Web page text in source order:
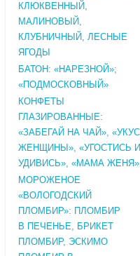
КЛЮКВЕННЫЙ,
МАЛИНОВЫЙ,
КЛУБНИЧНЫЙ, ЛЕСНЫЕ
ЯГОДЫ
БАТОН: «НАРЕЗНОЙ»;
«ПОДМОСКОВНЫЙ»
КОНФЕТЫ
ГЛАЗИРОВАННЫЕ:
«ЗАБЕГАЙ НА ЧАЙ», «УКУС
ЖЕНЩИНЫ», «УГОСТИСЬ И
УДИВИСЬ», «МАМА ЖЕНЯ»
МОРОЖЕНОЕ
«ВОЛОГОДСКИЙ
ПЛОМБИР»: ПЛОМБИР
В ПЕЧЕНЬЕ, БРИКЕТ
ПЛОМБИР, ЭСКИМО